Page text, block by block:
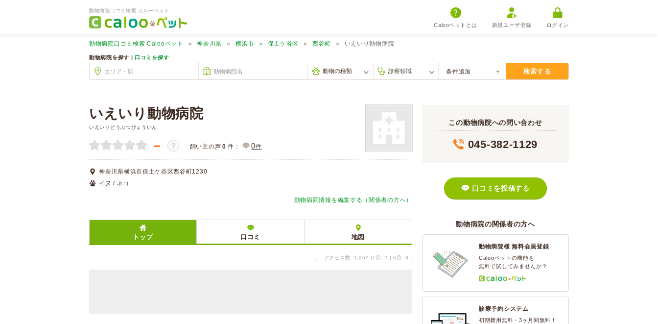
動物病院口コミ検索 カルーペット
Calooペットとは 新規ユーザ登録 ログイン
動物病院口コミ検索 Calooペット 神奈川県 横浜市 保土ケ谷区 西谷町 いえいり動物病院
動物病院を探す | 口コミを探す
条件追加 検索する
いえいり動物病院
いえいりどうぶつびょういん
－ ？ 飼い主の声 0 件： 0件
神奈川県横浜市保土ケ谷区西谷町1230
イヌ / ネコ
動物病院情報を編集する（関係者の方へ）
トップ 口コミ 地図
↓ アクセス数: 1,252 [7月: 2 | 6月: 3 ]
この動物病院への問い合わせ
045-382-1129
口コミを投稿する
動物病院の関係者の方へ
動物病院様 無料会員登録
Calooペットの機能を
無料で試してみませんか？
診療予約システム
初期費用無料・3ヶ月間無料！